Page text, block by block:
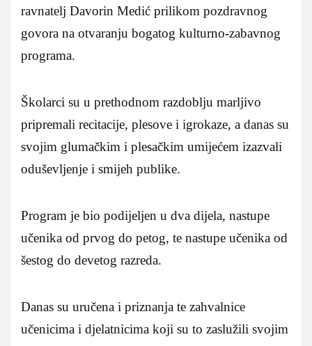
ravnatelj Davorin Medić prilikom pozdravnog
govora na otvaranju bogatog kulturno-zabavnog
programa.
Školarci su u prethodnom razdoblju marljivo
pripremali recitacije, plesove i igrokaze, a danas su
svojim glumačkim i plesačkim umijećem izazvali
oduševljenje i smijeh publike.
Program je bio podijeljen u dva dijela, nastupe
učenika od prvog do petog, te nastupe učenika od
šestog do devetog razreda.
Danas su uručena i priznanja te zahvalnice
učenicima i djelatnicima koji su to zaslužili svojim